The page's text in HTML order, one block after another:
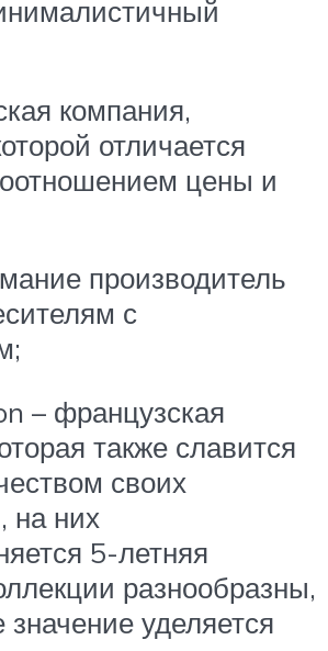
компания,
отличается
цены и
производитель
с
– французская
также славится
своих
на них
5-летняя
разнообразны,
значение уделяется